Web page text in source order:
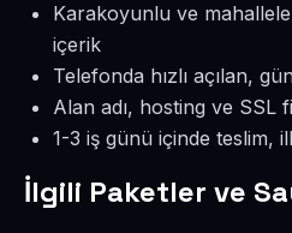
Karakoyunlu ve
içerik
Telefonda hızlı açılan,
Alan adı, hosting ve SSL
1-3 iş günü içinde teslim,
İlgili Paketler ve